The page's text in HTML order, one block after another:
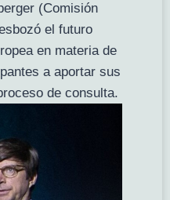
(Comisión
el futuro
en materia de
a aportar sus
de consulta.